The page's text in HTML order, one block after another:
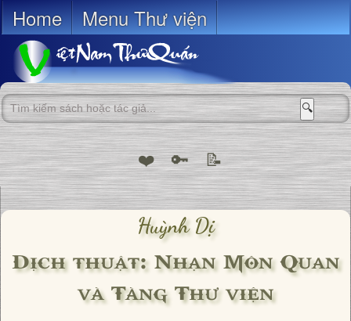
Home Menu Thư viện
🔍
❤️ 🔑 📝
Huỳnh Dị
Dịch thuật: Nhạn Môn Quan
và Tàng Thư viện